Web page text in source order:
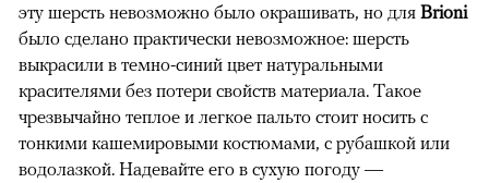
эту шерсть невозможно было окрашивать, но для Brioni
было сделано практически невозможное: шерсть
выкрасили в темно-синий цвет натуральными
красителями без потери свойств материала. Такое
чрезвычайно теплое и легкое пальто стоит носить с
тонкими кашемировыми костюмами, с рубашкой или
водолазкой. Надевайте его в сухую погоду —